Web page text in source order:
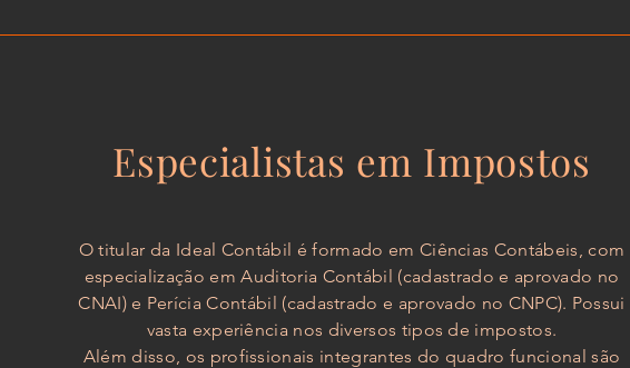
Especialistas em Impostos
O titular da Ideal Contábil é formado em Ciências Contábeis, com
especialização em Auditoria Contábil (cadastrado e aprovado no
CNAI) e Perícia Contábil (cadastrado e aprovado no CNPC). Possui
vasta experiência nos diversos tipos de impostos.
Além disso, os profissionais integrantes do quadro funcional são